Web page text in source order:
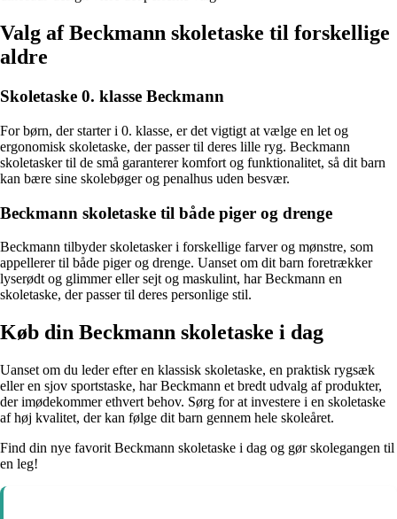
Valg af Beckmann skoletaske til forskellige
aldre
Skoletaske 0. klasse Beckmann
For børn, der starter i 0. klasse, er det vigtigt at vælge en let og
ergonomisk skoletaske, der passer til deres lille ryg. Beckmann
skoletasker til de små garanterer komfort og funktionalitet, så dit barn
kan bære sine skolebøger og penalhus uden besvær.
Beckmann skoletaske til både piger og drenge
Beckmann tilbyder skoletasker i forskellige farver og mønstre, som
appellerer til både piger og drenge. Uanset om dit barn foretrækker
lyserødt og glimmer eller sejt og maskulint, har Beckmann en
skoletaske, der passer til deres personlige stil.
Køb din Beckmann skoletaske i dag
Uanset om du leder efter en klassisk skoletaske, en praktisk rygsæk
eller en sjov sportstaske, har Beckmann et bredt udvalg af produkter,
der imødekommer ethvert behov. Sørg for at investere i en skoletaske
af høj kvalitet, der kan følge dit barn gennem hele skoleåret.
Find din nye favorit Beckmann skoletaske i dag og gør skolegangen til
en leg!